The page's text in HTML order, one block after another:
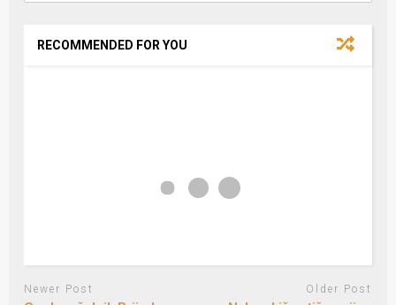
RECOMMENDED FOR YOU
Newer Post Older Post